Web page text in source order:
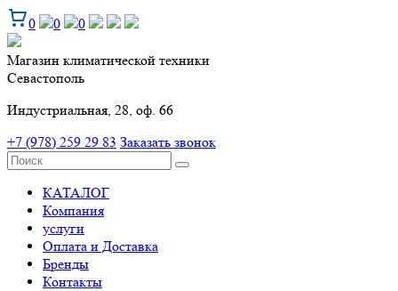
0 0 0
Магазин климатической техники
Севастополь
Индустриальная, 28, оф. 66
+7 (978) 259 29 83 Заказать звонок
КАТАЛОГ
Компания
услуги
Оплата и Доставка
Бренды
Контакты